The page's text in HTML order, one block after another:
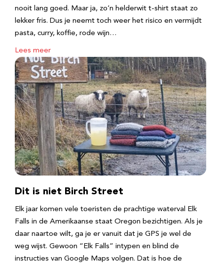
nooit lang goed. Maar ja, zo’n helderwit t-shirt staat zo
lekker fris. Dus je neemt toch weer het risico en vermijdt
pasta, curry, koffie, rode wijn…
Lees meer
Dit is niet Birch Street
Elk jaar komen vele toeristen de prachtige waterval Elk
Falls in de Amerikaanse staat Oregon bezichtigen. Als je
daar naartoe wilt, ga je er vanuit dat je GPS je wel de
weg wijst. Gewoon “Elk Falls” intypen en blind de
instructies van Google Maps volgen. Dat is hoe de